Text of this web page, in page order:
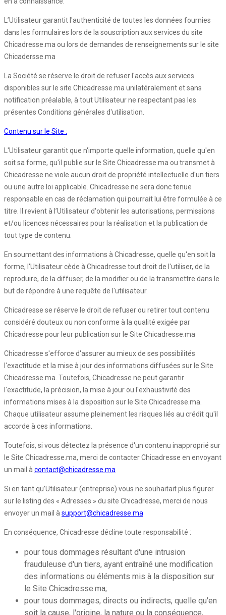
L’Utilisateur garantit l'authenticité de toutes les données fournies
dans les formulaires lors de la souscription aux services du site
Chicadresse.ma ou lors de demandes de renseignements sur le site
Chicadersse.ma
La Société se réserve le droit de refuser l'accès aux services
disponibles sur le site Chicadresse.ma unilatéralement et sans
notification préalable, à tout Utilisateur ne respectant pas les
présentes Conditions générales d'utilisation.
Contenu sur le Site :
L'Utilisateur garantit que n'importe quelle information, quelle qu'en
soit sa forme, qu'il publie sur le Site Chicadresse.ma ou transmet à
Chicadresse ne viole aucun droit de propriété intellectuelle d'un tiers
ou une autre loi applicable. Chicadresse ne sera donc tenue
responsable en cas de réclamation qui pourrait lui être formulée à ce
titre. Il revient à l’Utilisateur d'obtenir les autorisations, permissions
et/ou licences nécessaires pour la réalisation et la publication de
tout type de contenu.
En soumettant des informations à Chicadresse, quelle qu'en soit la
forme, l'Utilisateur cède à Chicadresse tout droit de l'utiliser, de la
reproduire, de la diffuser, de la modifier ou de la transmettre dans le
but de répondre à une requête de l'utilisateur.
Chicadresse se réserve le droit de refuser ou retirer tout contenu
considéré douteux ou non conforme à la qualité exigée par
Chicadresse pour leur publication sur le Site Chicadresse.ma
Chicadresse s'efforce d'assurer au mieux de ses possibilités
l'exactitude et la mise à jour des informations diffusées sur le Site
Chicadresse.ma. Toutefois, Chicadresse ne peut garantir
l'exactitude, la précision, la mise à jour ou l'exhaustivité des
informations mises à la disposition sur le Site Chicadresse.ma.
Chaque utilisateur assume pleinement les risques liés au crédit qu'il
accorde à ces informations.
Toutefois, si vous détectez la présence d'un contenu inapproprié sur
le Site Chicadresse.ma, merci de contacter Chicadresse en envoyant
un mail àcontact@chicadresse.ma
Si en tant qu’Utilisateur (entreprise) vous ne souhaitait plus figurer
sur le listing des « Adresses » du site Chicadresse, merci de nous
envoyer un mail àsupport@chicadresse.ma
En conséquence, Chicadresse décline toute responsabilité :
pour tous dommages résultant d'une intrusion
frauduleuse d'un tiers, ayant entraîné une modification
des informations ou éléments mis à la disposition sur
le Site Chicadresse.ma;
pour tous dommages, directs ou indirects, quelle qu'en
soit la cause, l'origine, la nature ou la conséquence,